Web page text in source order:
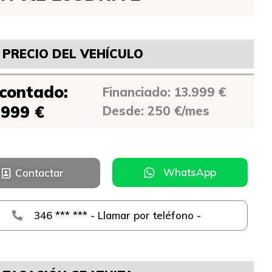
PRECIO DEL VEHÍCULO
€
Financiado: 13.999 €
Desde: 250 €/mes
Contactar WhatsApp
346 *** *** - Llamar por teléfono -